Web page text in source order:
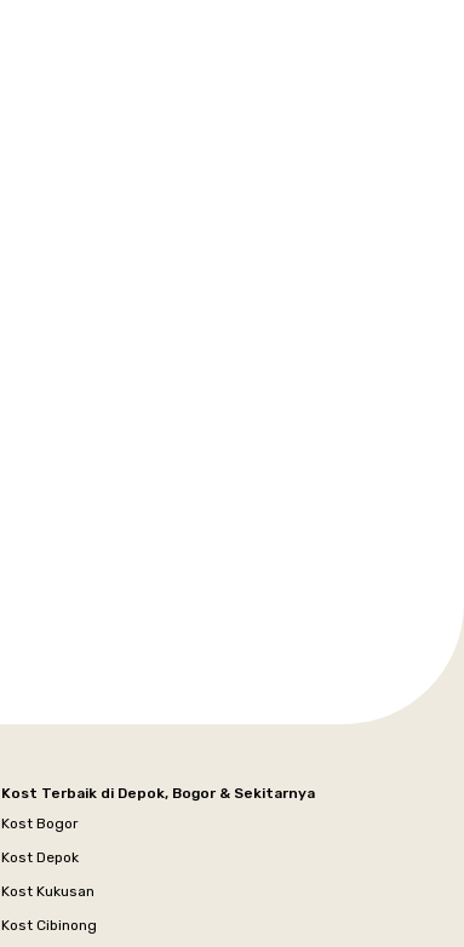
Kost Terbaik di Depok, Bogor & Sekitarnya
Kost Bogor
Kost Depok
Kost Kukusan
Kost Cibinong